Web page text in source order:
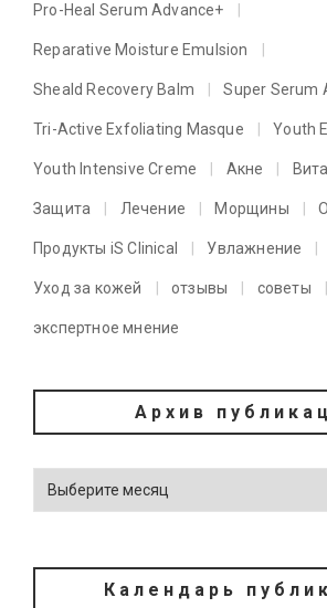
Pro-Heal Serum Advance+
Reparative Moisture Emulsion
Sheald Recovery Balm Super Serum
Tri-Active Exfoliating Masque Youth
Youth Intensive Creme Акне
Защита Лечение Морщины
Продукты iS Clinical Увлажнение
Уход за кожей отзывы советы
экспертное мнение
Архив
Календарь